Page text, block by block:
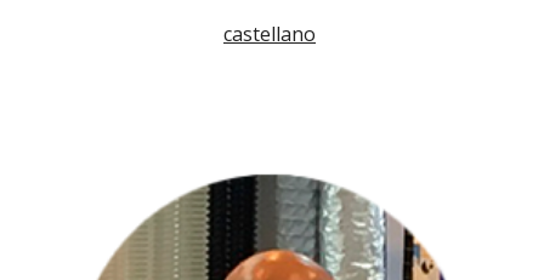
castellano